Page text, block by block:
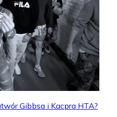
Gibbsa i Kacpra HTA?